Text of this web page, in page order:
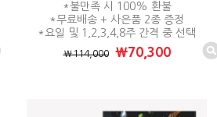
*불만족 시 100% 환불
*무료배송 + 사은품 2종 증정
*요일 및 1,2,3,4,8주 간격 중 선택
₩114,000 ₩70,300